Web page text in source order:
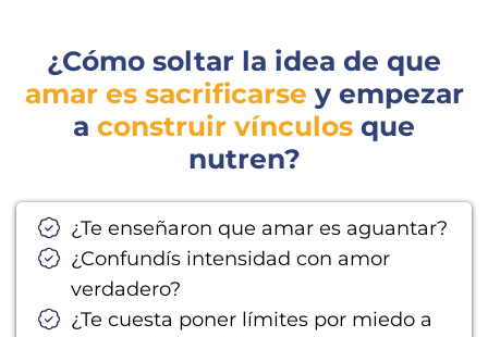
¿Cómo soltar la idea de que
amar es sacrificarse y empezar
a construir vínculos que
nutren?
¿Te enseñaron que amar es aguantar?
¿Confundís intensidad con amor
verdadero?
¿Te cuesta poner límites por miedo a